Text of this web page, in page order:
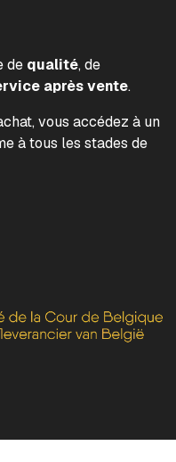
de qualité, de
après vente.
vous accédez à un
à tous les stades de